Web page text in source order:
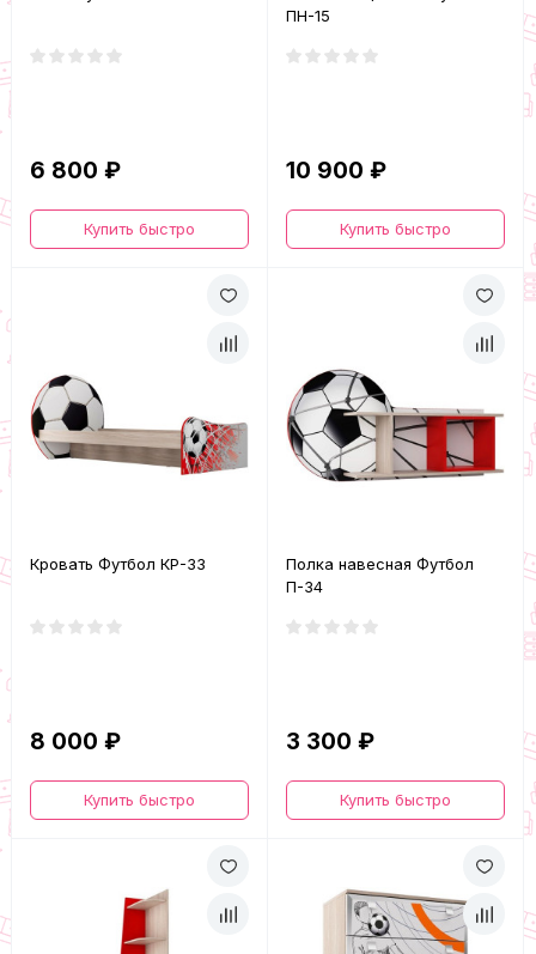
6 800 ₽
Купить быстро
ПН-15
10 900 ₽
Купить быстро
Кровать Футбол КР-33
8 000 ₽
Купить быстро
Полка навесная Футбол
П-34
3 300 ₽
Купить быстро